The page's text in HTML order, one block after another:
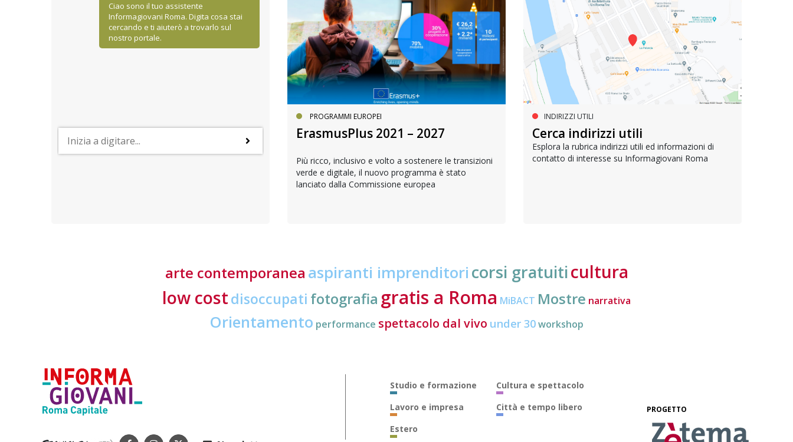
Ciao sono il tuo assistente
Informagiovani Roma. Digita cosa stai
cercando e ti aiuterò a trovarlo sul
nostro portale.
Il sistema universitario in Belgio
PROGRAMMI EUROPEI
ErasmusPlus 2021 – 2027
Più ricco, inclusivo e volto a sostenere le transizioni
verde e digitale, il nuovo programma è stato
lanciato dalla Commissione europea
PROGETTI EUROPEI
IMPEU – Improving inclusion in
EU
INDIRIZZI UTILI
Cerca indirizzi utili
Esplora la rubrica indirizzi utili ed informazioni di
contatto di interesse su Informagiovani Roma
arte contemporanea aspiranti imprenditori corsi gratuiticultura
low costdisoccupati fotografia gratis a Roma MiBACT Mostre narrativa
Orientamento performance spettacolo dal vivo under 30workshop
Studio e formazione
Lavoro e impresa
Estero
Cultura e spettacolo
Città e tempo libero
PROGETTO